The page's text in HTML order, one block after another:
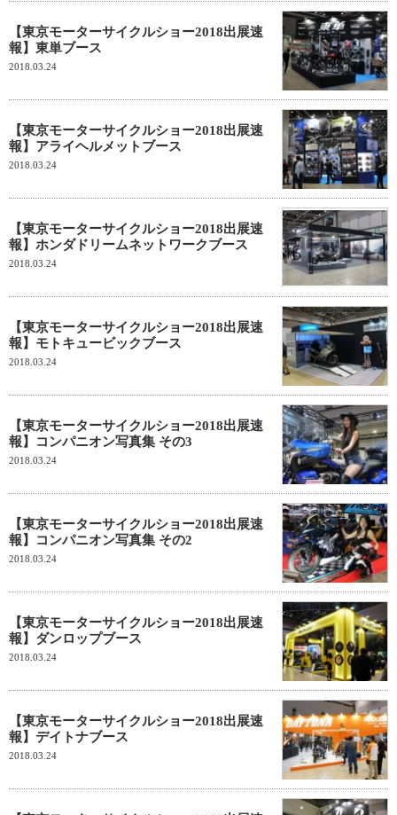
【東京モーターサイクルショー2018出展速
報】東単ブース
2018.03.24
【東京モーターサイクルショー2018出展速
報】アライヘルメットブース
2018.03.24
【東京モーターサイクルショー2018出展速
報】ホンダドリームネットワークブース
2018.03.24
【東京モーターサイクルショー2018出展速
報】モトキュービックブース
2018.03.24
【東京モーターサイクルショー2018出展速
報】コンパニオン写真集 その3
2018.03.24
【東京モーターサイクルショー2018出展速
報】コンパニオン写真集 その2
2018.03.24
【東京モーターサイクルショー2018出展速
報】ダンロップブース
2018.03.24
【東京モーターサイクルショー2018出展速
報】デイトナブース
2018.03.24